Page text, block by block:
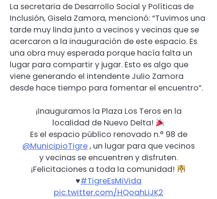
La secretaria de Desarrollo Social y Políticas de
Inclusión, Gisela Zamora, mencionó: “Tuvimos una
tarde muy linda junto a vecinos y vecinas que se
acercaron a la inauguración de este espacio. Es
una obra muy esperada porque hacía falta un
lugar para compartir y jugar. Esto es algo que
viene generando el intendente Julio Zamora
desde hace tiempo para fomentar el encuentro”.
¡Inauguramos la Plaza Los Teros en la
localidad de Nuevo Delta!
Es el espacio público renovado n.° 98 de
@MunicipioTigre, un lugar para que vecinos
y vecinas se encuentren y disfruten.
¡Felicitaciones a toda la comunidad!
♥️#TigreEsMiVida
pic.twitter.com/HQoahLiJK2